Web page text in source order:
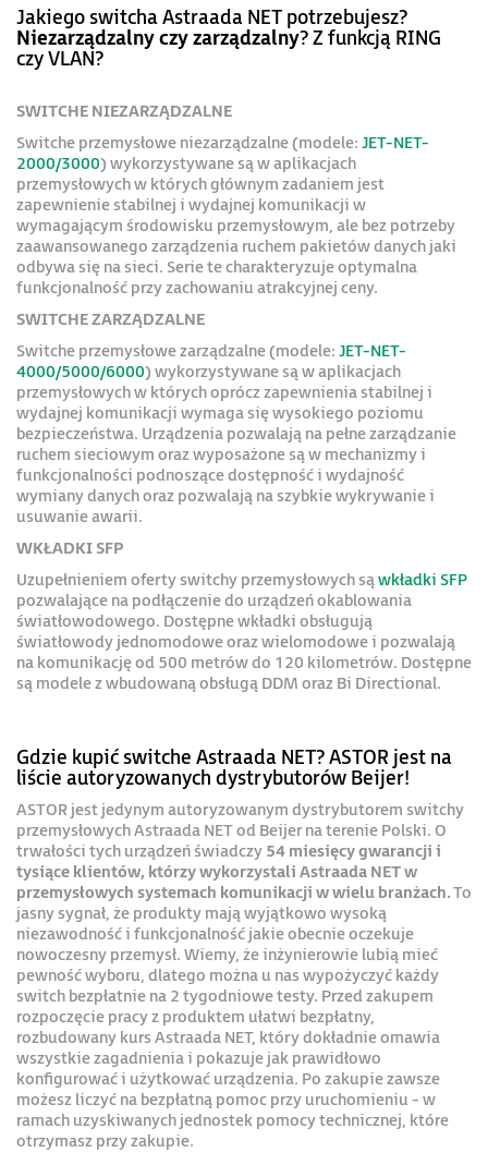
Jakiego switcha Astraada NET potrzebujesz?
Niezarządzalny czy zarządzalny? Z funkcją RING
czy VLAN?
SWITCHE NIEZARZĄDZALNE
Switche przemysłowe niezarządzalne (modele: JET-NET-
2000/3000) wykorzystywane są w aplikacjach
przemysłowych w których głównym zadaniem jest
zapewnienie stabilnej i wydajnej komunikacji w
wymagającym środowisku przemysłowym, ale bez potrzeby
zaawansowanego zarządzenia ruchem pakietów danych jaki
odbywa się na sieci. Serie te charakteryzuje optymalna
funkcjonalność przy zachowaniu atrakcyjnej ceny.
SWITCHE ZARZĄDZALNE
Switche przemysłowe zarządzalne (modele: JET-NET-
4000/5000/6000) wykorzystywane są w aplikacjach
przemysłowych w których oprócz zapewnienia stabilnej i
wydajnej komunikacji wymaga się wysokiego poziomu
bezpieczeństwa. Urządzenia pozwalają na pełne zarządzanie
ruchem sieciowym oraz wyposażone są w mechanizmy i
funkcjonalności podnoszące dostępność i wydajność
wymiany danych oraz pozwalają na szybkie wykrywanie i
usuwanie awarii.
WKŁADKI SFP
Uzupełnieniem oferty switchy przemysłowych sąwkładki SFP
pozwalające na podłączenie do urządzeń okablowania
światłowodowego. Dostępne wkładki obsługują
światłowody jednomodowe oraz wielomodowe i pozwalają
na komunikację od 500 metrów do 120 kilometrów. Dostępne
są modele z wbudowaną obsługą DDM oraz Bi Directional.
Gdzie kupić switche Astraada NET? ASTOR jest na
liście autoryzowanych dystrybutorów Beijer!
ASTOR jest jedynym autoryzowanym dystrybutorem switchy
przemysłowych Astraada NET od Beijer na terenie Polski. O
trwałości tych urządzeń świadczy 54 miesięcy gwarancji i
tysiące klientów, którzy wykorzystali Astraada NET w
przemysłowych systemach komunikacji w wielu branżach.To
jasny sygnał, że produkty mają wyjątkowo wysoką
niezawodność i funkcjonalność jakie obecnie oczekuje
nowoczesny przemysł. Wiemy, że inżynierowie lubią mieć
pewność wyboru, dlatego można u nas wypożyczyć każdy
switch bezpłatnie na 2 tygodniowe testy. Przed zakupem
rozpoczęcie pracy z produktem ułatwi bezpłatny,
rozbudowany kurs Astraada NET, który dokładnie omawia
wszystkie zagadnienia i pokazuje jak prawidłowo
konfigurować i użytkować urządzenia. Po zakupie zawsze
możesz liczyć na bezpłatną pomoc przy uruchomieniu - w
ramach uzyskiwanych jednostek pomocy technicznej, które
otrzymasz przy zakupie.